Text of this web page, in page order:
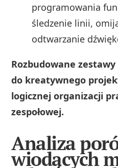
programowania
śledzenie linii,
odtwarzanie
Rozbudowane
do kreatywnego
logicznej organizacji
zespołowej.
Analiza
wiodących